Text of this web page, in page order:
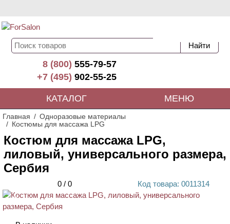
8 (800)555-79-57
+7 (495)902-55-25
КАТАЛОГ МЕНЮ
Главная
Одноразовые материалы
Костюмы для массажа LPG
Костюм для массажа LPG,
лиловый, универсального размера,
Сербия
0 / 0 Код товара: 0011314
ХИТ